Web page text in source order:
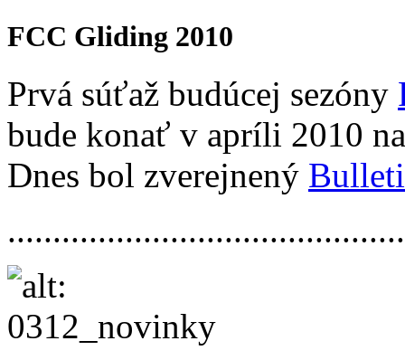
FCC Gliding 2010
Prvá súťaž budúcej sezóny
bude konať v apríli 2010
Dnes bol zverejnený